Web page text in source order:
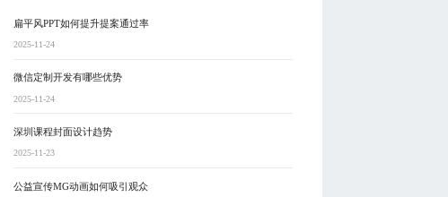
扁平风PPT如何提升提案通过率
2025-11-24
微信定制开发有哪些优势
2025-11-24
深圳课程封面设计趋势
2025-11-23
公益宣传MG动画如何吸引观众